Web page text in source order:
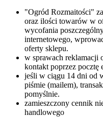
"Ogród Rozmaitości"
oraz ilości towarów w
wycofania
internetowego,
oferty sklepu.
w sprawach reklamacji
kontakt poprzez pocztę
jeśli w ciągu 14 dni od
piśmie (mailem),
pomyślnie.
zamieszczony cennik
handlowego